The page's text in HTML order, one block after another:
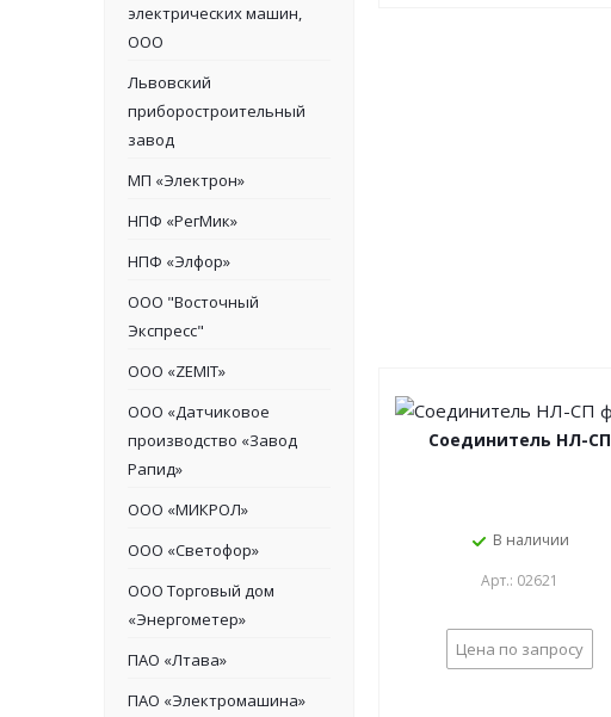
электрических машин,
ООО
Львовский
приборостроительный
завод
МП «Электрон»
НПФ «РегМик»
НПФ «Элфор»
ООО "Восточный
Экспресс"
ООО «ZEMIT»
ООО «Датчиковое
производство «Завод
Рапид»
ООО «МИКРОЛ»
ООО «Светофор»
ООО Торговый дом
«Энергометер»
ПАО «Лтава»
ПАО «Электромашина»
Соединитель НЛ-СП
В наличии
Арт.: 02621
Цена по запросу